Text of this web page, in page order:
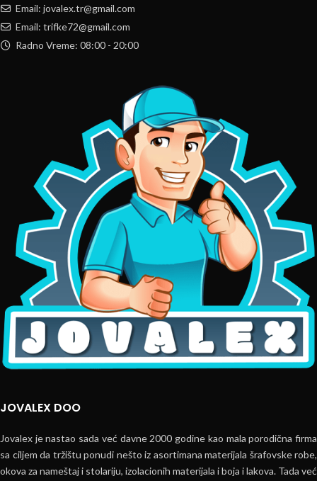
Email: jovalex.tr@gmail.com
Email: trifke72@gmail.com
Radno Vreme: 08:00 - 20:00
JOVALEX DOO
Jovalex je nastao sada već davne 2000 godine kao mala porodična firma
sa ciljem da tržištu ponudi nešto iz asortimana materijala šrafovske robe,
okova za nameštaj i stolariju, izolacionih materijala i boja i lakova. Tada već